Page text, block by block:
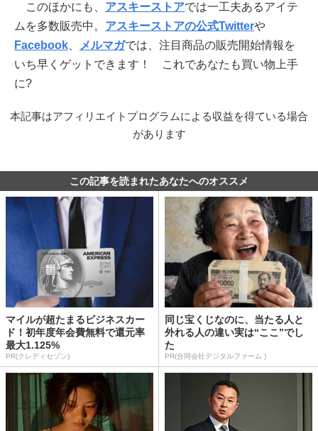
このほかにも、 アスキーストアでは一工夫あるアイテ
ムを多数販売中。 アスキーストアの公式Twitterや
Facebook
メルマガでは、注目商品の販売開始情報を
いち早くゲットできます！ これであなたも買い物上手
に?
本記事はアフィリエイトプログラムによる収益を得ている場合
があります
この記事を読まれたあなたへのオススメ
マイルが超たまるビジネスカー
ド！初年度年会費無料で還元率
最大1.125%
PR(クレディセゾン)
同じ宝くじなのに、当たる人と
外れる人の違い実は“ここ”でし
た
PR(合同会社デジタルファーム )